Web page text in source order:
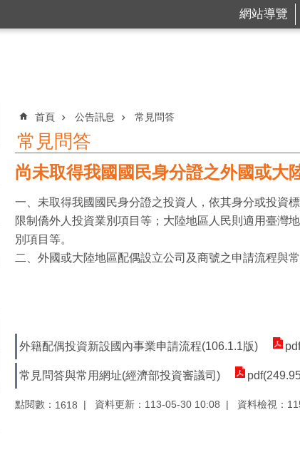
網站導覽
:::
首頁 公告訊息 常見問答
常見問答
尚未取得我國國民身分證之外國或大
一、未取得我國國民身分證之投資人，依其身分或投資
限制僑外人投資業別項目等；大陸地區人民則適用臺灣
別項目等。
二、外國或大陸地區配偶設立公司及商號之申請流程與
外籍配偶投資新設國內事業申請流程(106.1.1版)
常見問答與常用網址(經濟部投資審議司)
點閱數： 1618 資料更新：113-05-30 10:08 資料檢視：